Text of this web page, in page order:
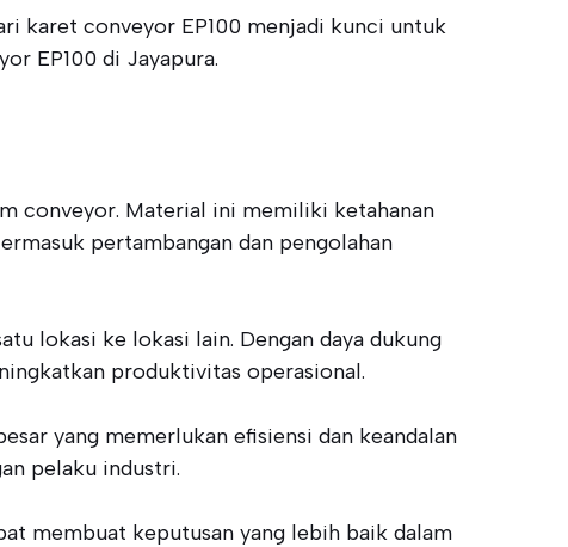
karet conveyor EP100 menjadi kunci untuk
EP100 di Jayapura.
conveyor. Material ini memiliki ketahanan
pertambangan dan pengolahan
lokasi ke lokasi lain. Dengan daya dukung
produktivitas operasional.
yang memerlukan efisiensi dan keandalan
pelaku industri.
membuat keputusan yang lebih baik dalam